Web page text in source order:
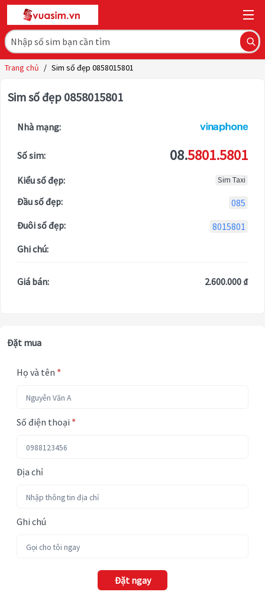
Trang chủ / Sim số đẹp 0858015801
Sim số đẹp 0858015801
Nhà mạng:
Số sim: 08.5801.5801
Kiểu số đẹp: Sim Taxi
Đầu số đẹp:
085
Đuôi số đẹp:
8015801
Ghi chú:
Giá bán: 2.600.000 ₫
Đặt mua
Họ và tên *
Số điện thoại *
Địa chỉ
Ghi chú
Đặt ngay